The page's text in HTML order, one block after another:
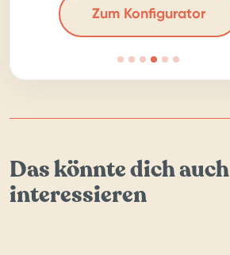
Zum Konfigurator
Das könnte dich auch
interessieren